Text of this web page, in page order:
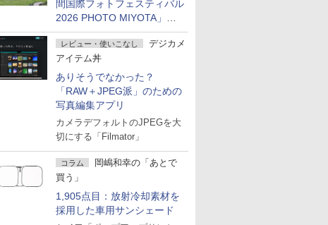
間国際フォトフェスティバル
2026 PHOTO MIYOTA」が
開幕
レビュー・使いこなし
デジカメ
アイテム丼
ありそうでなかった？
「RAW＋JPEG派」のための
写真編集アプリ
カメラデフォルトのJPEGを大
切にする「Filmator」
コラム
岡嶋和幸の「あとで
買う」
1,905点目：放射冷却素材を
採用した車用サンシェード